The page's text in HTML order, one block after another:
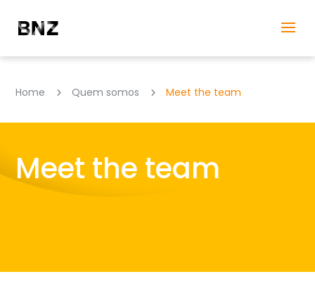
Home 5 Quem somos 5 Meet the team
Meet the team